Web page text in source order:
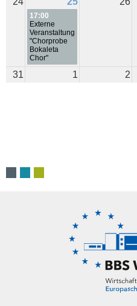
17:00
Externe
Veranstaltung
"Chorprobe
Bokaleta
Chor"
31 1 2